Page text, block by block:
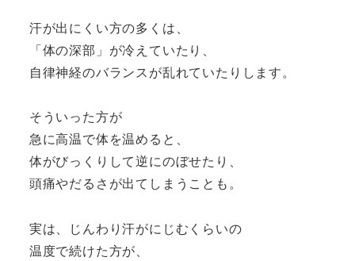
汗が出にくい方の多くは、
「体の深部」が冷えていたり、
自律神経のバランスが乱れていたりします。
そういった方が
急に高温で体を温めると、
体がびっくりして逆にのぼせたり、
頭痛やだるさが出てしまうことも。
実は、じんわり汗がにじむくらいの
温度で続けた方が、